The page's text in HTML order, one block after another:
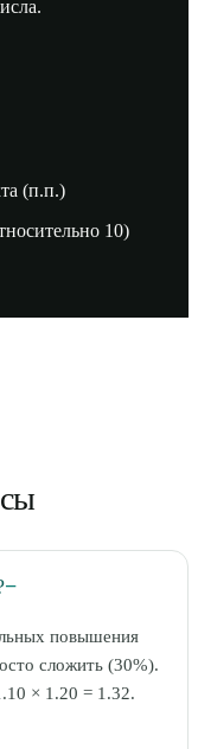
(п.п.)
10)
−
повышения
сложить (30%).
× 1.20 = 1.32.